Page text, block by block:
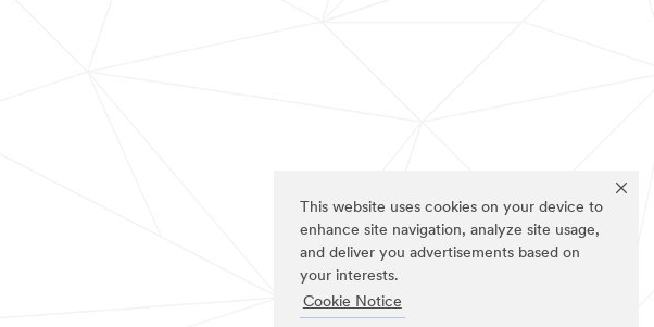
This website uses cookies on your device to
enhance site navigation, analyze site usage,
and deliver you advertisements based on
your interests.
Cookie Notice